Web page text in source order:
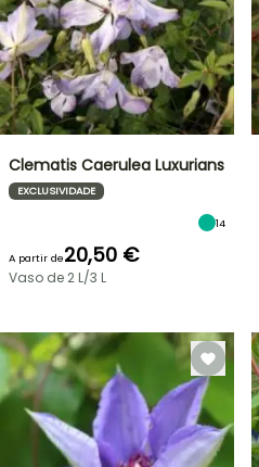
Clematis Caerulea Luxurians
EXCLUSIVIDADE
14
A partir de20,50 €
Vaso de 2 L/3 L